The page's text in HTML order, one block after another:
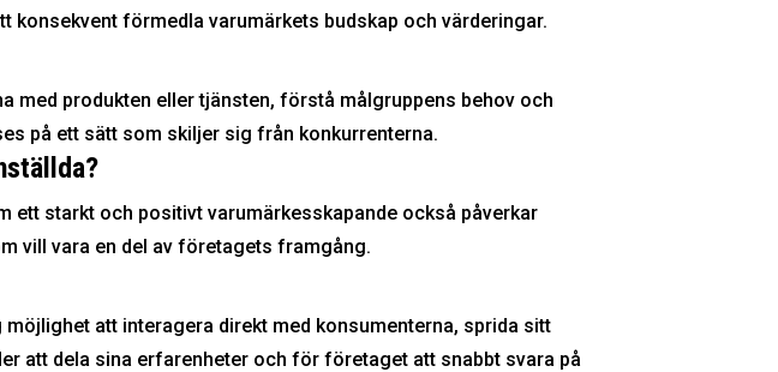
förmedla varumärkets budskap och värderingar.
med produkten eller tjänsten, förstå målgruppens behov och
på ett sätt som skiljer sig från konkurrenterna.
ett starkt och positivt varumärkesskapande också påverkar
vill vara en del av företagets framgång.
att interagera direkt med konsumenterna, sprida sitt
att dela sina erfarenheter och för företaget att snabbt svara på